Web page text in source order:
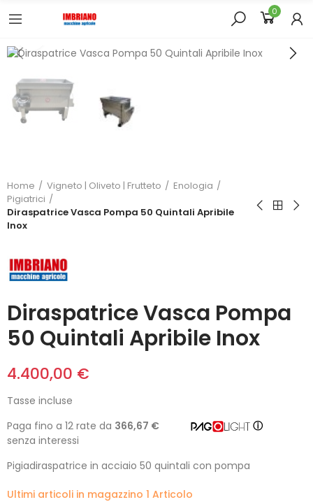
0
Home Vigneto | Oliveto | Frutteto
Enologia
Pigiatrici
Diraspatrice Vasca Pompa 50 Quintali Apribile
Inox
Diraspatrice Vasca Pompa
50 Quintali Apribile Inox
4.400,00 €
Tasse incluse
Paga fino a 12 rate da 366,67 €
senza interessi
ⓘ
Pigiadiraspatrice in acciaio 50 quintali con pompa
Ultimi articoli in magazzino 1 Articolo